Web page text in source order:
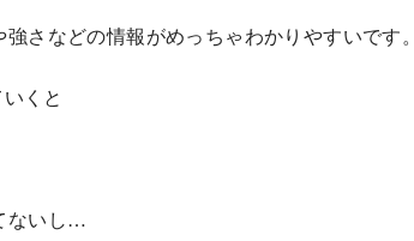
さなどの情報がめっちゃわかりやすいです。
くと
ないし…